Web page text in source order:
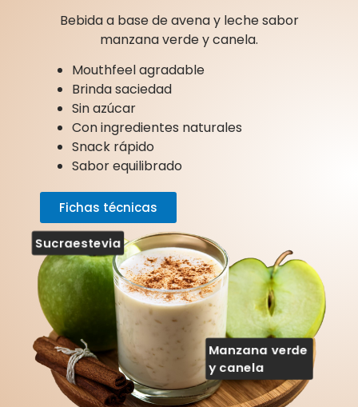
Bebida a base de avena y leche sabor
manzana verde y canela.
Mouthfeel agradable
Brinda saciedad
Sin azúcar
Con ingredientes naturales
Snack rápido
Sabor equilibrado
Fichas técnicas
Sucraestevia
Manzana verde
y canela